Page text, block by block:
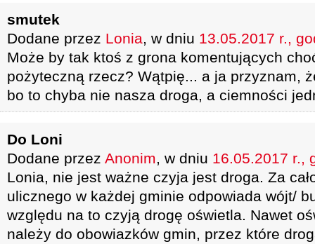
smutek
Dodane przez Lonia, w dniu 13.05.2017 r.,
Może by tak ktoś z grona komentujących
pożyteczną rzecz? Wątpię... a ja przyznam,
bo to chyba nie nasza droga, a ciemności
Do Loni
Dodane przez Anonim, w dniu 16.05.2017 r.,
Lonia, nie jest ważne czyja jest droga. Za
ulicznego w każdej gminie odpowiada wójt/
względu na to czyją drogę oświetla. Nawet
należy do obowiazków gmin, przez które